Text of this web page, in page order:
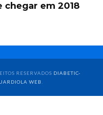
chegar em 2018
RESERVADOS DIABETIC-
WEB